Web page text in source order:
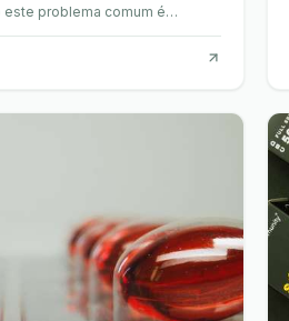
este problema comum é
de tratamento.